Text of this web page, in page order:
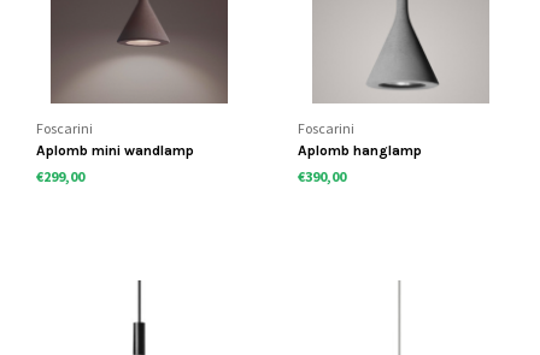
Foscarini
Aplomb mini wandlamp
€299,00
Foscarini
Aplomb hanglamp
€390,00